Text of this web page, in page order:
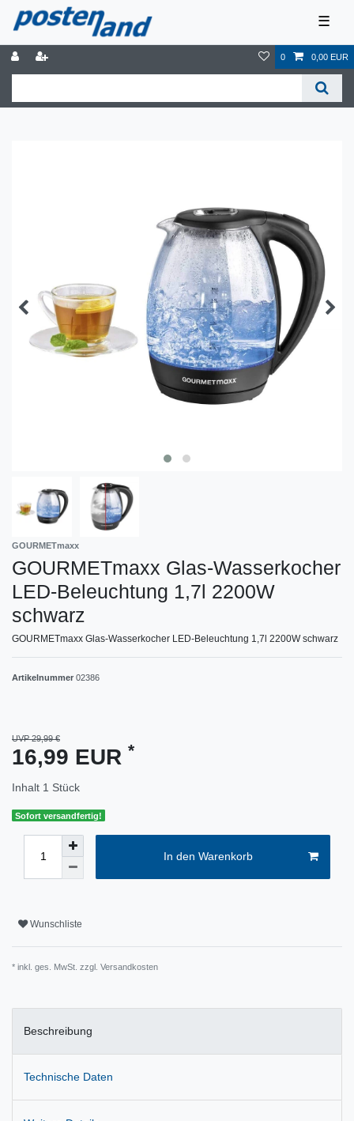
☰
0 0,00 EUR
GOURMETmaxx
GOURMETmaxx Glas-Wasserkocher
LED-Beleuchtung 1,7l 2200W
schwarz
GOURMETmaxx Glas-Wasserkocher LED-Beleuchtung 1,7l 2200W schwarz
Artikelnummer 02386
UVP 29,99 €
16,99 EUR *
Inhalt 1 Stück
Sofort versandfertig!
In den Warenkorb
Wunschliste
* inkl. ges. MwSt. zzgl. Versandkosten
Beschreibung
Technische Daten